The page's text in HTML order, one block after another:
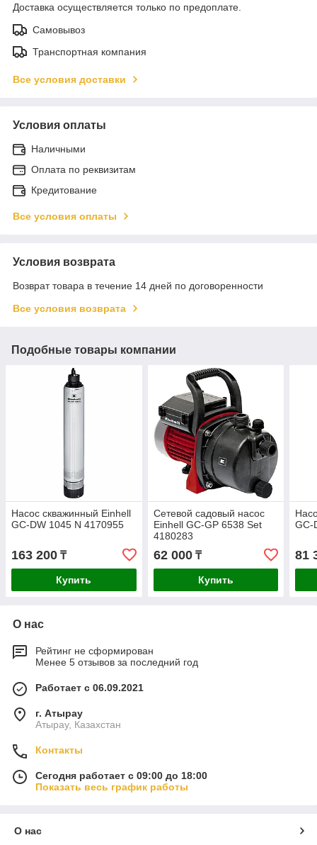
Доставка осуществляется только по предоплате.
Самовывоз
Транспортная компания
Все условия доставки
Условия оплаты
Наличными
Оплата по реквизитам
Кредитование
Все условия оплаты
Условия возврата
Возврат товара в течение 14 дней по договоренности
Все условия возврата
Подобные товары компании
Насос скважинный Einhell
GC-DW 1045 N 4170955
163 200 ₸
Купить
Сетевой садовый насос
Einhell GC-GP 6538 Set
4180283
62 000₸
Купить
GC-
81
О нас
Рейтинг не сформирован
Менее 5 отзывов за последний год
Работает с 06.09.2021
г. Атырау
Атырау, Казахстан
Контакты
Сегодня работает с 09:00 до 18:00
Показать весь график работы
О нас